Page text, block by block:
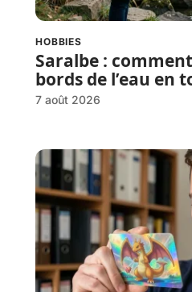
HOBBIES
Saralbe :
bords de l’eau en
7 août 2026